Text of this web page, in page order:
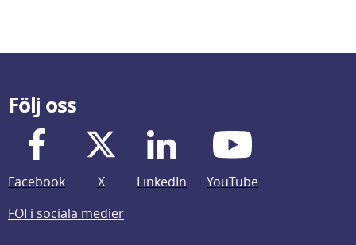
Följ oss
Facebook X LinkedIn
YouTube
FOI i sociala medier